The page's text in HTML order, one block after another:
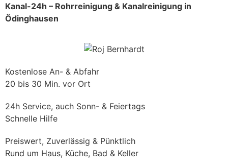
Kanal-24h – Rohrreinigung & Kanalreinigung in
Ödinghausen
Kostenlose An- & Abfahr
20 bis 30 Min. vor Ort
24h Service, auch Sonn- & Feiertags
Schnelle Hilfe
Preiswert, Zuverlässig & Pünktlich
Rund um Haus, Küche, Bad & Keller